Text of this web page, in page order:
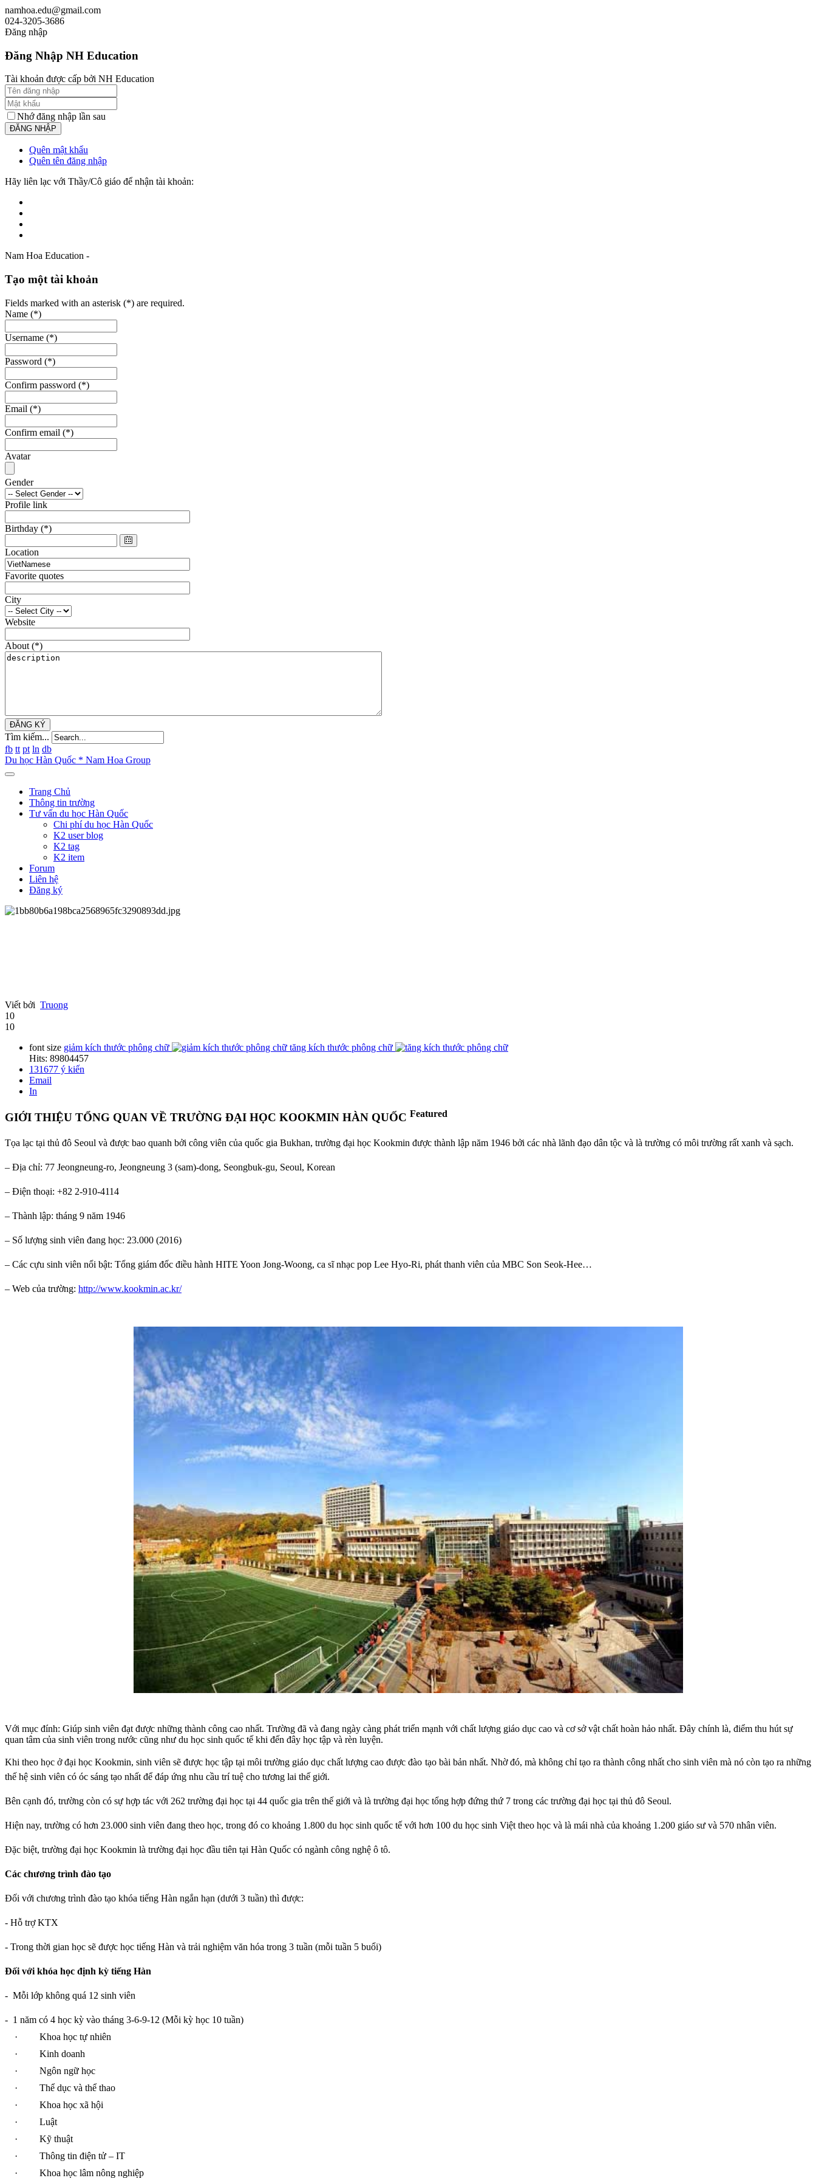
namhoa.edu@gmail.com
024-3205-3686
Đăng nhập
Đăng Nhập NH Education
Tài khoản được cấp bởi NH Education
Nhớ đăng nhập lần sau
Quên mật khẩu
Quên tên đăng nhập
Hãy liên lạc với Thầy/Cô giáo để nhận tài khoản:
Nam Hoa Education -
Tạo một tài khoản
Fields marked with an asterisk (*) are required.
Name (*)
Username (*)
Password (*)
Confirm password (*)
Email (*)
Confirm email (*)
Avatar
Gender
Profile link
Birthday (*)
Location
Favorite quotes
City
Website
About (*)
ĐĂNG KÝ
Tìm kiếm...
fb tt pt ln db
Du học Hàn Quốc * Nam Hoa Group
Trang Chủ
Thông tin trường
Tư vấn du học Hàn Quốc
Chi phí du học Hàn Quốc
K2 user blog
K2 tag
K2 item
Forum
Liên hệ
Đăng ký
Viết bởi Truong
10
10
font size giảm kích thước phông chữ
tăng kích thước phông chữ
Hits: 89804457
131677 ý kiến
Email
In
GIỚI THIỆU TỔNG QUAN VỀ TRƯỜNG ĐẠI HỌC KOOKMIN HÀN QUỐC Featured
Tọa lạc tại thủ đô Seoul và được bao quanh bởi công viên của quốc gia Bukhan, trường đại học Kookmin được thành lập năm 1946 bởi các nhà lãnh đạo dân tộc và là trường có môi trường rất xanh và sạch.
– Địa chỉ: 77 Jeongneung-ro, Jeongneung 3 (sam)-dong, Seongbuk-gu, Seoul, Korean
– Điện thoại: +82 2-910-4114
– Thành lập: tháng 9 năm 1946
– Số lượng sinh viên đang học: 23.000 (2016)
– Các cựu sinh viên nổi bật: Tổng giám đốc điều hành HITE Yoon Jong-Woong, ca sĩ nhạc pop Lee Hyo-Ri, phát thanh viên của MBC Son Seok-Hee…
– Web của trường: http://www.kookmin.ac.kr/
Với mục đính: Giúp sinh viên đạt được những thành công cao nhất. Trường đã và đang ngày càng phát triển mạnh với chất lượng giáo dục cao và cơ sở vật chất hoàn hảo nhất. Đây chính là, điểm thu hút sự
quan tâm của sinh viên trong nước cũng như du học sinh quốc tế khi đến đây học tập và rèn luyện.
Khi theo học ở đại học Kookmin, sinh viên sẽ được học tập tại môi trường giáo dục chất lượng cao được đào tạo bài bản nhất. Nhờ đó, mà không chỉ tạo ra thành công nhất cho sinh viên mà nó còn tạo ra những
thế hệ sinh viên có óc sáng tạo nhất để đáp ứng nhu cầu trí tuệ cho tương lai thế giới.
Bên cạnh đó, trường còn có sự hợp tác với 262 trường đại học tại 44 quốc gia trên thế giới và là trường đại học tổng hợp đứng thứ 7 trong các trường đại học tại thủ đô Seoul.
Hiện nay, trường có hơn 23.000 sinh viên đang theo học, trong đó co khoảng 1.800 du học sinh quốc tế với hơn 100 du học sinh Việt theo học và là mái nhà của khoảng 1.200 giáo sư và 570 nhân viên.
Đặc biệt, trường đại học Kookmin là trường đại học đầu tiên tại Hàn Quốc có ngành công nghệ ô tô.
Các chương trình đào tạo
Đối với chương trình đào tạo khóa tiếng Hàn ngắn hạn (dưới 3 tuần) thì được:
- Hỗ trợ KTX
- Trong thời gian học sẽ được học tiếng Hàn và trải nghiệm văn hóa trong 3 tuần (mỗi tuần 5 buổi)
Đối với khóa học định kỳ tiếng Hàn
- Mỗi lớp không quá 12 sinh viên
- 1 năm có 4 học kỳ vào tháng 3-6-9-12 (Mỗi kỳ học 10 tuần)
·
Khoa học tự nhiên
·
Kinh doanh
·
Ngôn ngữ học
·
Thể dục và thể thao
·
Khoa học xã hội
·
Luật
·
Kỹ thuật
·
Thông tin điện tử – IT
·
Khoa học lâm nông nghiệp